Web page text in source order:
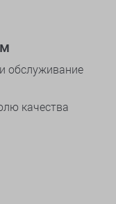
обслуживание
качества